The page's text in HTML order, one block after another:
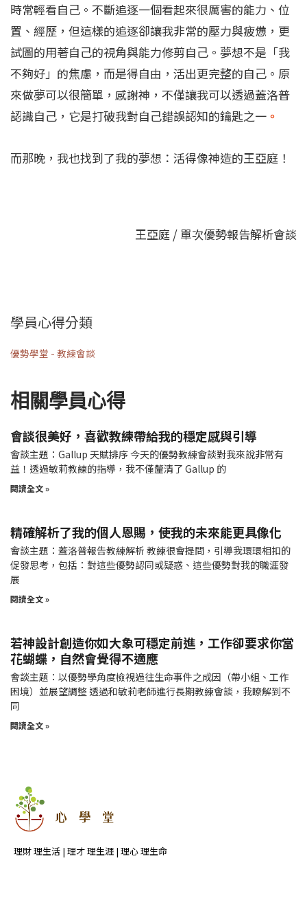
時常輕看自己。不斷追逐一個看起來很厲害的能力、位
置、經歷，但這樣的追逐卻讓我非常的壓力與疲憊，更
試圖的用著自己的視角與能力修剪自己。夢想不是「我
不夠好」的焦慮，而是得自由，活出更完整的自己。原
來做夢可以很簡單，感謝神，不僅讓我可以透過蓋洛普
認識自己，它是打破我對自己錯誤認知的鑰匙之一 。
而那晚，我也找到了我的夢想：活得像神造的王亞庭！
王亞庭 / 單次優勢報告解析會談
學員心得分類
優勢學堂 - 教練會談
相關學員心得
會談很美好，喜歡教練帶給我的穩定感與引導
會談主題：Gallup 天賦排序 今天的優勢教練會談對我來說非常有
益！透過敏莉教練的指導，我不僅釐清了 Gallup 的
閱讀全文 »
精確解析了我的個人恩賜，使我的未來能更具像化
會談主題：蓋洛普報告教練解析 教練很會提問，引導我環環相扣的
促發思考，包括：對這些優勢認同或疑惑、這些優勢對我的職涯發
展
閱讀全文 »
若神設計創造你如大象可穩定前進，工作卻要求你當
花蝴蝶，自然會覺得不適應
會談主題：以優勢學角度檢視過往生命事件之成因（帶小組、工作
困境）並展望調整 透過和敏莉老師進行長期教練會談，我瞭解到不
同
閱讀全文 »
理財 理生活 | 理才 理生涯 | 理心 理生命